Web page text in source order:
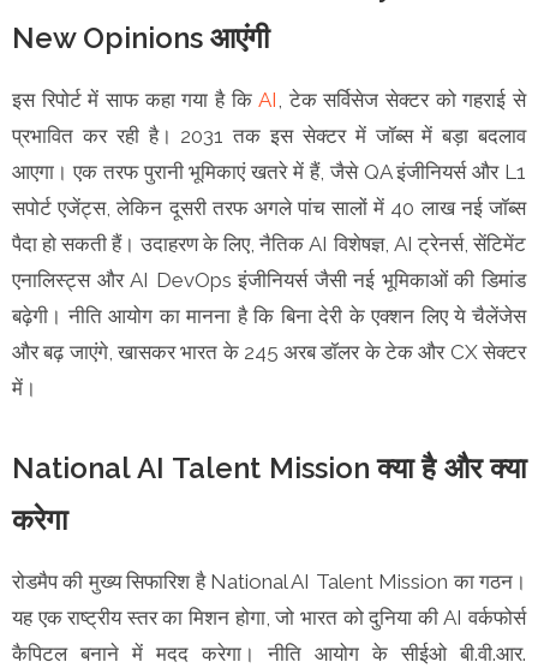
New Opinions आएंगी
इस रिपोर्ट में साफ कहा गया है किAI , टेक सर्विसेज सेक्टर को गहराई से
प्रभावित कर रही है। 2031 तक इस सेक्टर में जॉब्स में बड़ा बदलाव
आएगा। एक तरफ पुरानी भूमिकाएं खतरे में हैं, जैसे QA इंजीनियर्स और L1
सपोर्ट एजेंट्स, लेकिन दूसरी तरफ अगले पांच सालों में 40 लाख नई जॉब्स
पैदा हो सकती हैं। उदाहरण के लिए, नैतिक AI विशेषज्ञ, AI ट्रेनर्स, सेंटिमेंट
एनालिस्ट्स और AI DevOps इंजीनियर्स जैसी नई भूमिकाओं की डिमांड
बढ़ेगी। नीति आयोग का मानना है कि बिना देरी के एक्शन लिए ये चैलेंजेस
और बढ़ जाएंगे, खासकर भारत के 245 अरब डॉलर के टेक और CX सेक्टर
में।
National AI Talent Mission क्या है और क्या
करेगा
रोडमैप की मुख्य सिफारिश है National AI Talent Mission का गठन।
यह एक राष्ट्रीय स्तर का मिशन होगा, जो भारत को दुनिया की AI वर्कफोर्स
कैपिटल बनाने में मदद करेगा। नीति आयोग के सीईओ बी.वी.आर.